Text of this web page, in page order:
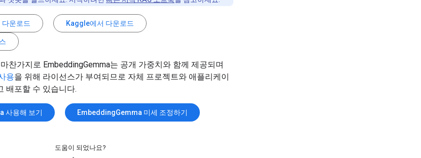
운로드 Kaggle에서 다운로드
찬가지로 EmbeddingGemma는 공개 가중치와 함께 제공되며
용을 위해 라이선스가 부여되므로 자체 프로젝트와 애플리케이
배포할 수 있습니다.
사용해 보기 EmbeddingGemma 미세 조정하기
도움이 되었나요?